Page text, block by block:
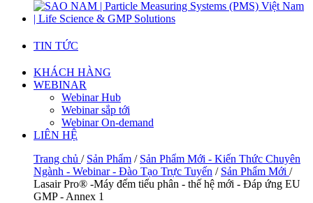
TIN TỨC
KHÁCH HÀNG
WEBINAR
Webinar Hub
Webinar sắp tới
Webinar On-demand
LIÊN HỆ
Trang chủ / Sản Phẩm / Sản Phẩm Mới - Kiến Thức Chuyên
Ngành - Webinar - Đào Tạo Trực Tuyến / Sản Phẩm Mới /
Lasair Pro® -Máy đếm tiểu phân - thế hệ mới - Đáp ứng EU
GMP - Annex 1